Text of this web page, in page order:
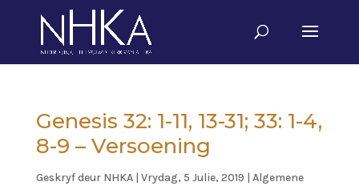
Genesis 32: 1-11, 13-31; 33: 1-4,
8-9 – Versoening
Geskryf deur NHKA| Vrydag, 5 Julie, 2019 | Algemene